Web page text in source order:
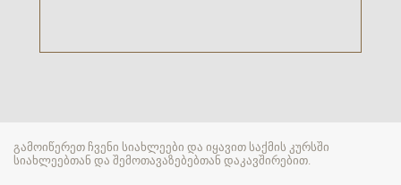
გამოიწერეთ ჩვენი სიახლეები და იყავით საქმის კურსში
სიახლეებთან და შემოთავაზებებთან დაკავშირებით.